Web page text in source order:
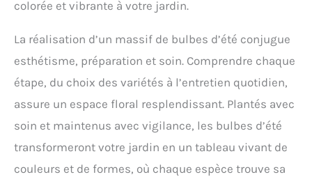
colorée et vibrante à votre jardin.
La réalisation d’un massif de bulbes d’été conjugue
esthétisme, préparation et soin. Comprendre chaque
étape, du choix des variétés à l’entretien quotidien,
assure un espace floral resplendissant. Plantés avec
soin et maintenus avec vigilance, les bulbes d’été
transformeront votre jardin en un tableau vivant de
couleurs et de formes, où chaque espèce trouve sa